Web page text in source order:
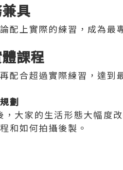
具
配上實際的練習，成為最
課程
配合超過實際練習，達到
劃
大家的生活形態大幅度
和如何拍攝後製。